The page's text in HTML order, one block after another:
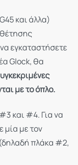
και άλλα)
εγκαταστήσετε
Glock, θα
με το όπλο.
και #4. Για να
μία με τον
πλάκα #2,